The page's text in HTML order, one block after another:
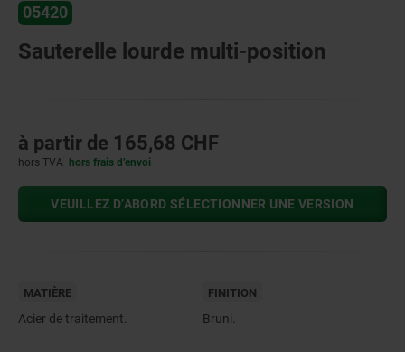
05420
Sauterelle lourde multi-position
à partir de 165,68 CHF
hors TVA hors frais d’envoi
VEUILLEZ D’ABORD SÉLECTIONNER UNE VERSION
MATIÈRE
Acier de traitement.
FINITION
Bruni.